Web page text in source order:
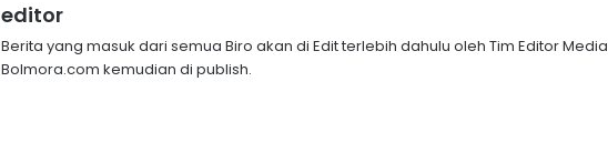
editor
Berita yang masuk dari semua Biro akan di Edit terlebih dahulu oleh Tim Editor Media
Bolmora.com kemudian di publish.